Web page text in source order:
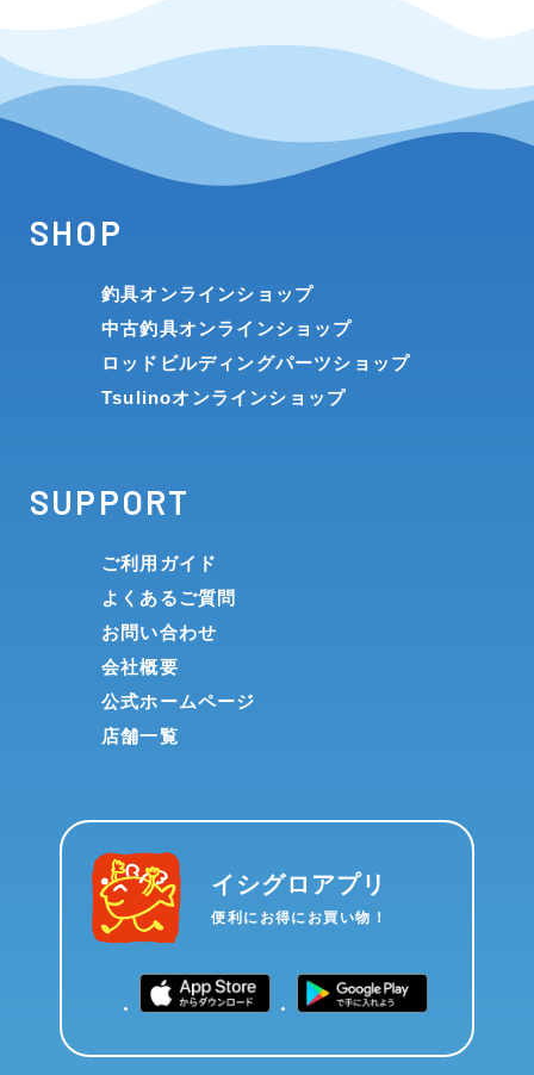
SHOP
釣具オンラインショップ
中古釣具オンラインショップ
ロッドビルディングパーツショップ
Tsulinoオンラインショップ
SUPPORT
ご利用ガイド
よくあるご質問
お問い合わせ
会社概要
公式ホームページ
店舗一覧
イシグロアプリ
便利にお得にお買い物！